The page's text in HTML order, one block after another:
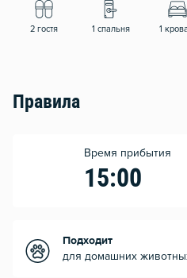
2 гостя 1 спальня 1
Правила
Время прибытия
15:00
Подходит
для домашних